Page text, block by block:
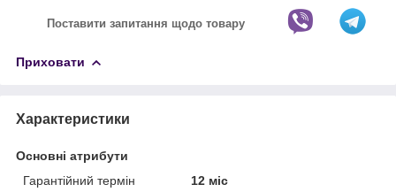
Поставити запитання щодо товару
Приховати
Характеристики
Основні атрибути
Гарантійний термін
12 міс